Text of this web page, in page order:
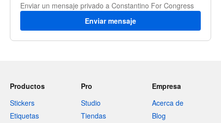
Enviar un mensaje privado a Constantino For Congress
Enviar mensaje
Productos
Stickers
Etiquetas
Pro
Studio
Tiendas
Empresa
Acerca de
Blog